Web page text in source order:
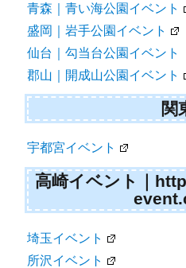
青森｜青い海公園イベント
盛岡｜岩手公園イベント
仙台｜勾当台公園イベント
郡山｜開成山公園イベント
関
宇都宮イベント
高崎イベント｜
埼玉イベント
所沢イベント